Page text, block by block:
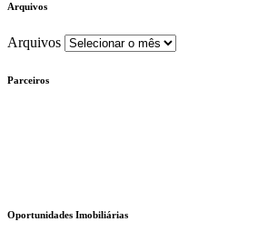
Arquivos
Arquivos
Parceiros
Oportunidades Imobiliárias